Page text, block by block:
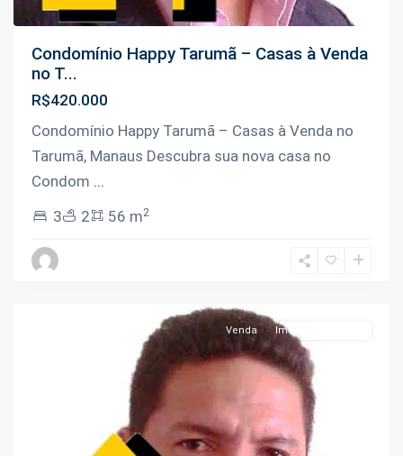
Condomínio Happy Tarumã – Casas à Venda
no T...
R$420.000
Condomínio Happy Tarumã – Casas à Venda no
Tarumã, Manaus Descubra sua nova casa no
Condom ...
3
2 56 m2
Venda Imóveis Em Obras